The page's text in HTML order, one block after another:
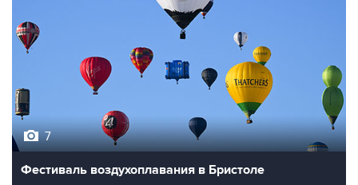
Фестиваль воздухоплавания в Бристоле